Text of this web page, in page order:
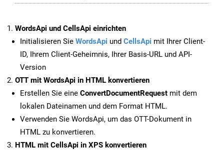
WordsApi und CellsApi einrichten
Initialisieren Sie WordsApi und CellsApi mit Ihrer Client-
ID, Ihrem Client-Geheimnis, Ihrer Basis-URL und API-
Version
OTT mit WordsApi in HTML konvertieren
Erstellen Sie eine ConvertDocumentRequest mit dem
lokalen Dateinamen und dem Format HTML.
Verwenden Sie WordsApi, um das OTT-Dokument in
HTML zu konvertieren.
HTML mit CellsApi in XPS konvertieren